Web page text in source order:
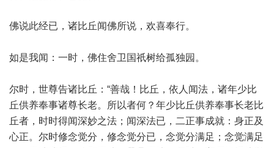
佛说此经已，诸比丘闻佛所说，欢喜奉行。
如是我闻：一时，佛住舍卫国祇树给孤独园。
尔时，世尊告诸比丘：“善哉！比丘，依人闻法，诸年少比
丘供养奉事诸尊长老。所以者何？年少比丘供养奉事长老比
丘者，时时得闻深妙之法；闻深法已，二正事成就：身正及
心正。尔时修念觉分，修念觉分已，念觉分满足；念觉满足